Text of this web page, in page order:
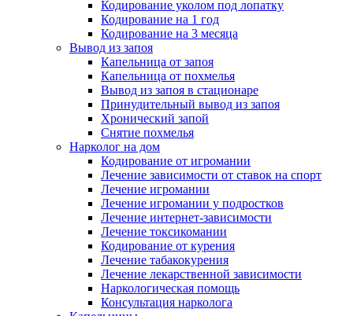
Кодирование уколом под лопатку
Кодирование на 1 год
Кодирование на 3 месяца
Вывод из запоя
Капельница от запоя
Капельница от похмелья
Вывод из запоя в стационаре
Принудительный вывод из запоя
Хронический запой
Снятие похмелья
Нарколог на дом
Кодирование от игромании
Лечение зависимости от ставок на спорт
Лечение игромании
Лечение игромании у подростков
Лечение интернет-зависимости
Лечение токсикомании
Кодирование от курения
Лечение табакокурения
Лечение лекарственной зависимости
Наркологическая помощь
Консультация нарколога